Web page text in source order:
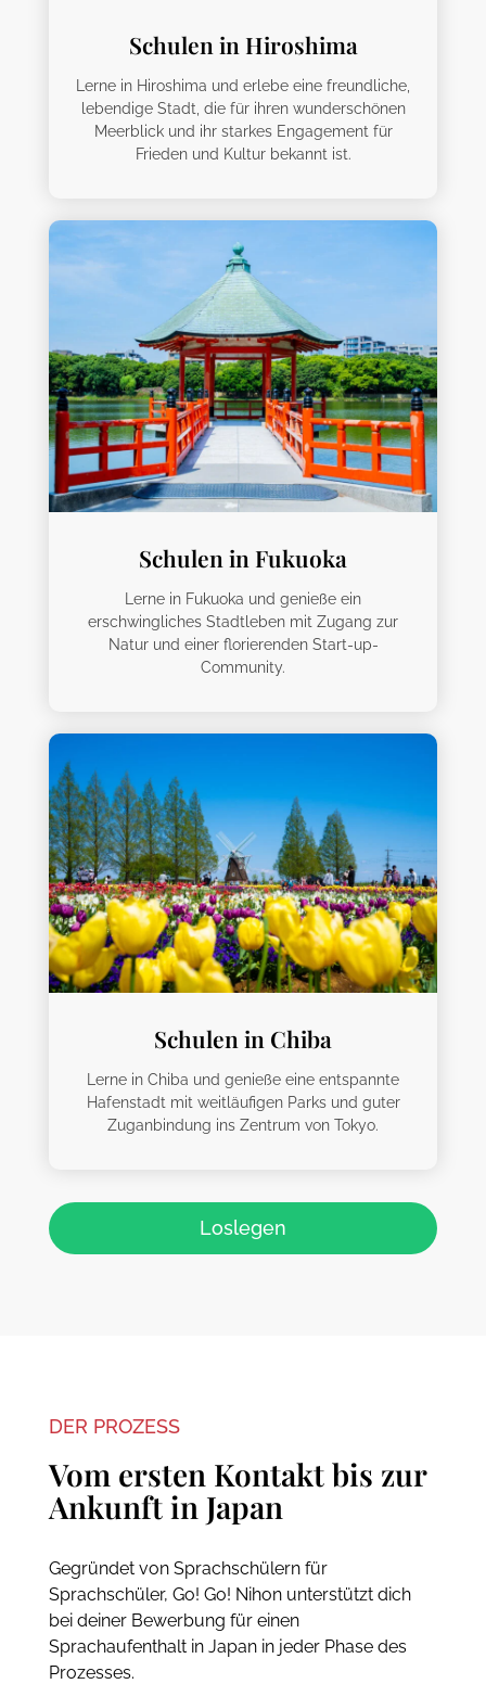
Schulen in Hiroshima
Lerne in Hiroshima und erlebe eine freundliche,
lebendige Stadt, die für ihren wunderschönen
Meerblick und ihr starkes Engagement für
Frieden und Kultur bekannt ist.
Schulen in Fukuoka
Lerne in Fukuoka und genieße ein
erschwingliches Stadtleben mit Zugang zur
Natur und einer florierenden Start-up-
Community.
Schulen in Chiba
Lerne in Chiba und genieße eine entspannte
Hafenstadt mit weitläufigen Parks und guter
Zuganbindung ins Zentrum von Tokyo.
Loslegen
DER PROZESS
Vom ersten Kontakt bis zur
Ankunft in Japan
Gegründet von Sprachschülern für
Sprachschüler, Go! Go! Nihon unterstützt dich
bei deiner Bewerbung für einen
Sprachaufenthalt in Japan in jeder Phase des
Prozesses.